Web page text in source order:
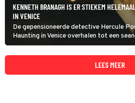
KENNETH BRANAGH IS ER STIEKEM
IN VENICE
De gepensioneerde detective Hercule
Haunting in Venice overhalen tot een
doden vallen.
LEES MEER